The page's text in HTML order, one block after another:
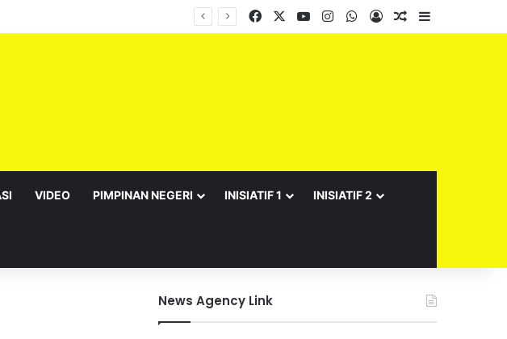
Facebook YouTubeInstagramWhatsApp
Log InRandom Article
VIDEO PIMPINAN NEGERI INISIATIF 1 INISIATIF 2
News Agency Link